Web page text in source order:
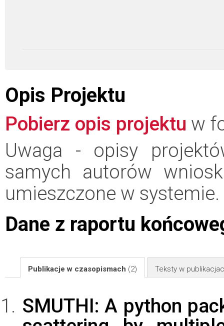
Opis Projektu
Pobierz opis projektu w
Uwaga - opisy
samych autorów
umieszczone w systemie.
Dane z raportu
Publikacje w czasopismach (2) Teksty w
SMUTHI: A python